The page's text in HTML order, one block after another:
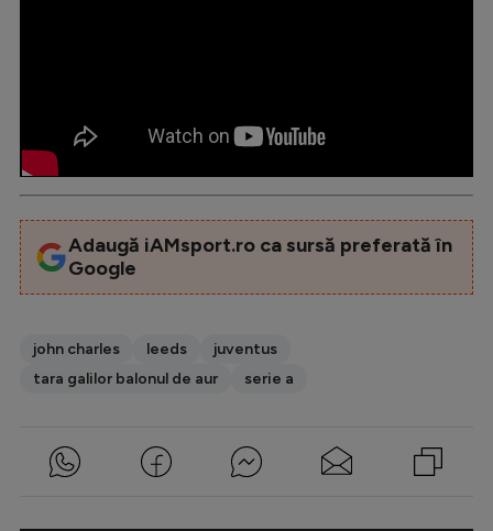
Adaugă iAMsport.ro ca sursă preferată în
Google
john charles leeds
juventus
tara galilor balonul de aur
serie a